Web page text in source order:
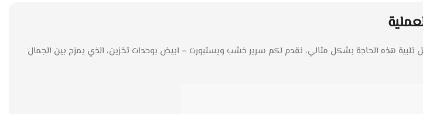
تلبية هذه الحاجة بشكل مثالي، نقدم لكم سرير خشب ويستبورت – ابيض بوحدات تخزين، الذي يمزج بين الجمال